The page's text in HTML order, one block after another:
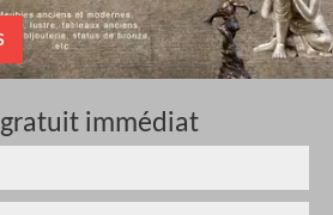
gratuit immédiat